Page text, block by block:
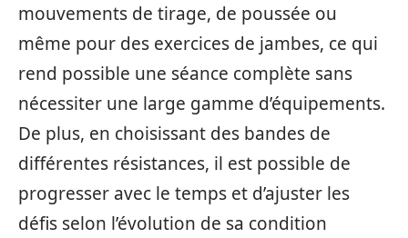
mouvements de tirage, de poussée ou
même pour des exercices de jambes, ce qui
rend possible une séance complète sans
nécessiter une large gamme d’équipements.
De plus, en choisissant des bandes de
différentes résistances, il est possible de
progresser avec le temps et d’ajuster les
défis selon l’évolution de sa condition